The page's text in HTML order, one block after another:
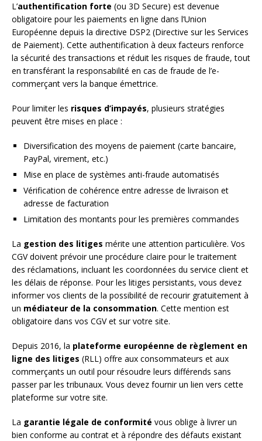
L’authentification forte (ou 3D Secure) est devenue
obligatoire pour les paiements en ligne dans l’Union
Européenne depuis la directive DSP2 (Directive sur les Services
de Paiement). Cette authentification à deux facteurs renforce
la sécurité des transactions et réduit les risques de fraude, tout
en transférant la responsabilité en cas de fraude de l’e-
commerçant vers la banque émettrice.
Pour limiter les risques d’impayés, plusieurs stratégies
peuvent être mises en place :
Diversification des moyens de paiement (carte bancaire,
PayPal, virement, etc.)
Mise en place de systèmes anti-fraude automatisés
Vérification de cohérence entre adresse de livraison et
adresse de facturation
Limitation des montants pour les premières commandes
La gestion des litiges mérite une attention particulière. Vos
CGV doivent prévoir une procédure claire pour le traitement
des réclamations, incluant les coordonnées du service client et
les délais de réponse. Pour les litiges persistants, vous devez
informer vos clients de la possibilité de recourir gratuitement à
un médiateur de la consommation. Cette mention est
obligatoire dans vos CGV et sur votre site.
Depuis 2016, la plateforme européenne de règlement en
ligne des litiges (RLL) offre aux consommateurs et aux
commerçants un outil pour résoudre leurs différends sans
passer par les tribunaux. Vous devez fournir un lien vers cette
plateforme sur votre site.
La garantie légale de conformité vous oblige à livrer un
bien conforme au contrat et à répondre des défauts existant